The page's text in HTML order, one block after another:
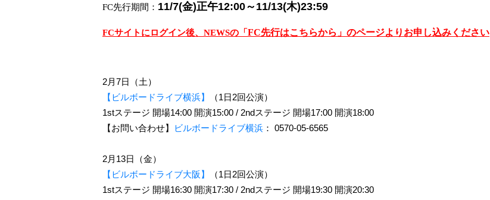
FC先行期間： 11/7(金)正午12:00～11/13(木)23:59
FCサイトにログイン後、NEWSの「 FC先行はこちらから」のページよりお申し込みください
2月7日（土）
【ビルボードライブ横浜】
（1 日 2回公演）
1stステージ 開場14:00 開演15:00 / 2nd ステージ 開場17:00 開演18:00
【お問い合わせ】
ビルボードライブ横浜 ： 0570-05-6565
2月13日（金）
【ビルボードライブ大阪】
（1 日 2回公演）
1stステージ 開場16:30 開演17:30 / 2nd ステージ 開場19:30 開演20:30